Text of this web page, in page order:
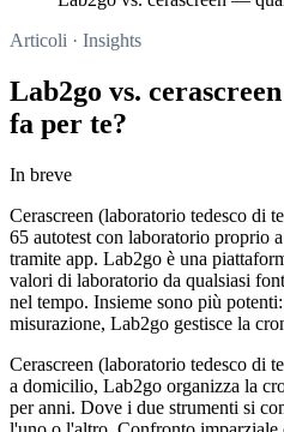
Articoli · Insights
Lab2go vs.
fa per te?
In breve
Cerascreen (laboratorio tedesco di
65 autotest con laboratorio proprio
tramite app. Lab2go è una
valori di laboratorio da qualsiasi
nel tempo. Insieme sono più
misurazione, Lab2go gestisce la
Cerascreen (laboratorio tedesco di
a domicilio, Lab2go organizza la
per anni. Dove i due strumenti si